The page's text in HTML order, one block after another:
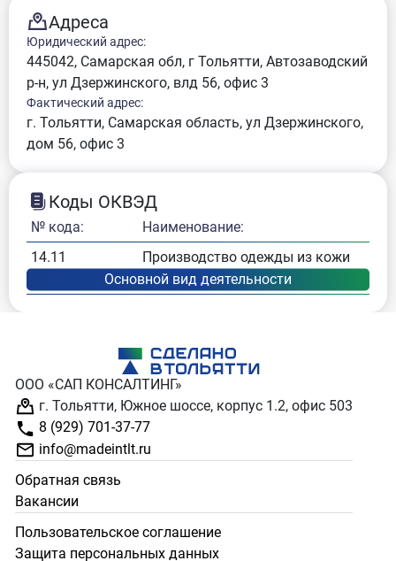
Адреса
Юридический адрес:
445042, Самарская обл, г Тольятти, Автозаводский
р-н, ул Дзержинского, влд 56, офис 3
Фактический адрес:
г. Тольятти, Самарская область, ул Дзержинского,
дом 56, офис 3
Коды ОКВЭД
№ кода:
Наименование:
14.11
Производство одежды из кожи
ООО «САП КОНСАЛТИНГ»
г. Тольятти, Южное шоссе, корпус 1.2, офис 503
8 (929) 701-37-77
info@madeintlt.ru
Обратная связь
Вакансии
Пользовательское соглашение
Защита персональных данных